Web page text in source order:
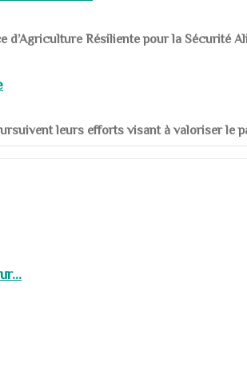
Résiliente pour la Sécurité
leurs efforts visant à valoriser le